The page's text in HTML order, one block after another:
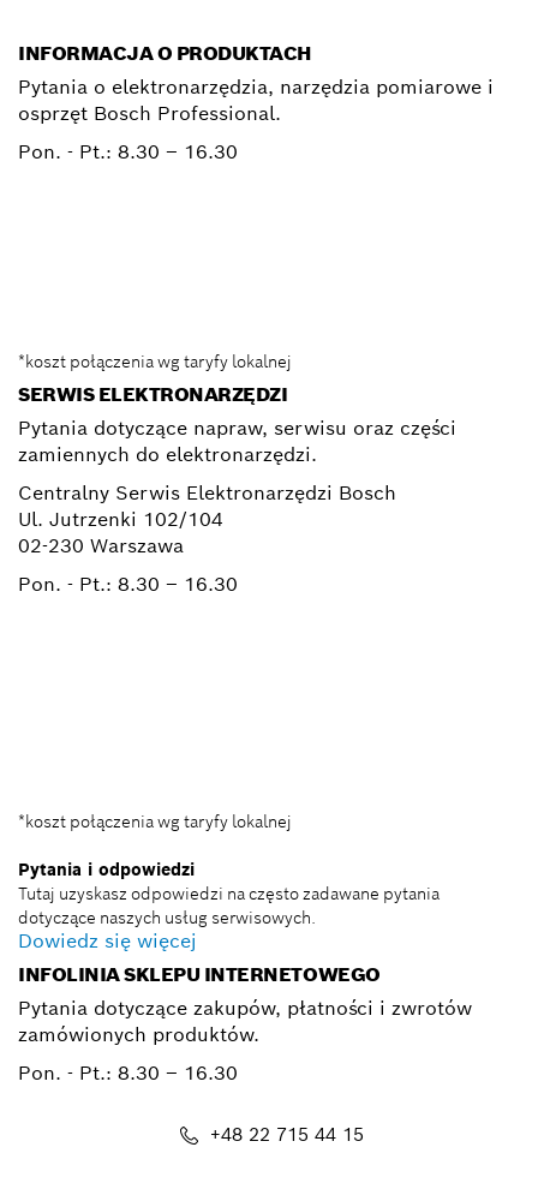
INFORMACJA O PRODUKTACH
Pytania o elektronarzędzia, narzędzia pomiarowe i
osprzęt Bosch Professional.
Pon. - Pt.: 8.30 – 16.30
*koszt połączenia wg taryfy lokalnej
SERWIS ELEKTRONARZĘDZI
Pytania dotyczące napraw, serwisu oraz części
zamiennych do elektronarzędzi.
Centralny Serwis Elektronarzędzi Bosch
Ul. Jutrzenki 102/104
02-230 Warszawa
Pon. - Pt.: 8.30 – 16.30
*koszt połączenia wg taryfy lokalnej
Pytania i odpowiedzi
Tutaj uzyskasz odpowiedzi na często zadawane pytania
dotyczące naszych usług serwisowych.
Dowiedz się więcej
INFOLINIA SKLEPU INTERNETOWEGO
Pytania dotyczące zakupów, płatności i zwrotów
zamówionych produktów.
Pon. - Pt.: 8.30 – 16.30
+48 22 715 44 15